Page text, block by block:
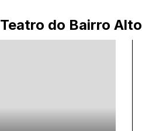
Teatro do Bairro Alto